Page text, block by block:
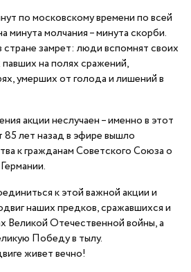
по московскому времени по всей
минута молчания – минута скорби.
замрет: люди вспомнят своих
на полях сражений,
умерших от голода и лишений в
акции неслучаен – именно в этот
85 лет назад в эфире вышло
к гражданам Советского Союза о
к этой важной акции и
наших предков, сражавшихся и
Великой Отечественной войны, а
Победу в тылу.
живет вечно!